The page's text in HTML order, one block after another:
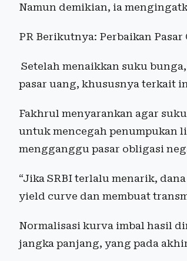
Namun demikian, ia
PR Berikutnya: Perbaikan Pasar
Setelah menaikkan suku
pasar uang, khususnya terkait
Fakhrul menyarankan agar
untuk mencegah penumpukan
mengganggu pasar obligasi
“Jika SRBI terlalu menarik,
yield curve dan membuat
Normalisasi kurva imbal hasil
jangka panjang, yang pada